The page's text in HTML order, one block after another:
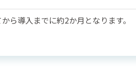
ら導入までに約2か月となります。